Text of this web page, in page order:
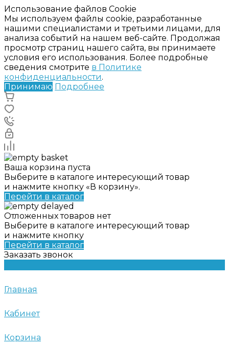
Использование файлов Cookie
Мы используем файлы cookie, разработанные
нашими специалистами и третьими лицами, для
анализа событий на нашем веб-сайте. Продолжая
просмотр страниц нашего сайта, вы принимаете
условия его использования. Более подробные
сведения смотрите в Политике
конфиденциальности.
Принимаю Подробнее
Ваша корзина пуста
Выберите в каталоге интересующий товар
и нажмите кнопку «В корзину».
Перейти в каталог
Отложенных товаров нет
Выберите в каталоге интересующий товар
и нажмите кнопку
Перейти в каталог
Заказать звонок
Главная
Кабинет
Корзина